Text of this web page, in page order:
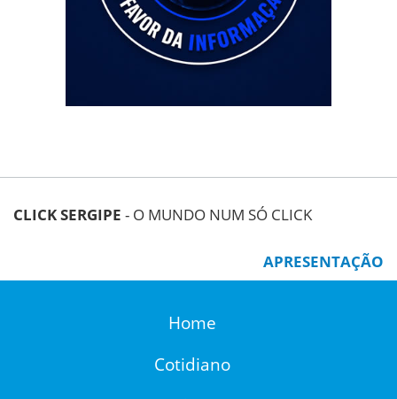
CLICK SERGIPE - O MUNDO NUM SÓ CLICK
APRESENTAÇÃO
Home
Cotidiano